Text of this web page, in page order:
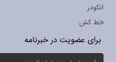
انکودر
خط کش
برای عضویت در خبرنامه
ثبت